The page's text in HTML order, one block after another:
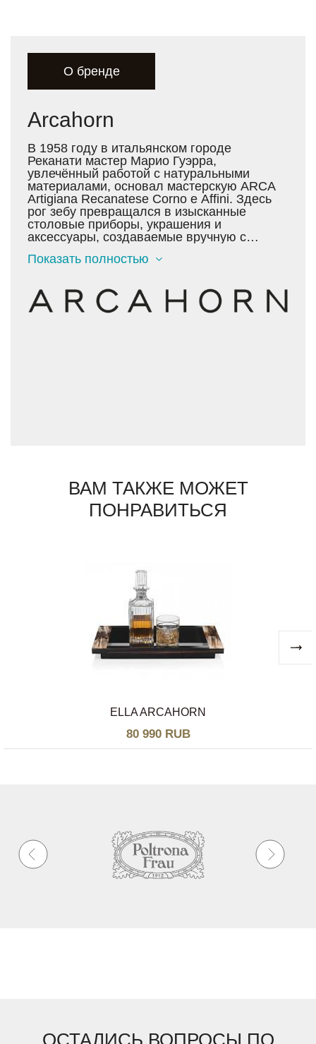
О бренде
Arcahorn
В 1958 году в итальянском городе
Реканати мастер Марио Гуэрра,
увлечённый работой с натуральными
материалами, основал мастерскую ARCA
Artigiana Recanatese Corno e Affini. Здесь
рог зебу превращался в изысканные
столовые приборы, украшения и
аксессуары, создаваемые вручную с
инструментов.
Со временем его дело продолжили дети –
Джорджио и Сильвия. В начале 2000-х
компания сосредоточилась на создании
вручную, раскрывая естественную красоту
текстуры.
Каждое изделие Arcahorn – это дань
Показать полностью
ВАМ ТАКЖЕ МОЖЕТ
ПОНРАВИТЬСЯ
ELLA ARCAHORN
80 990 RUB